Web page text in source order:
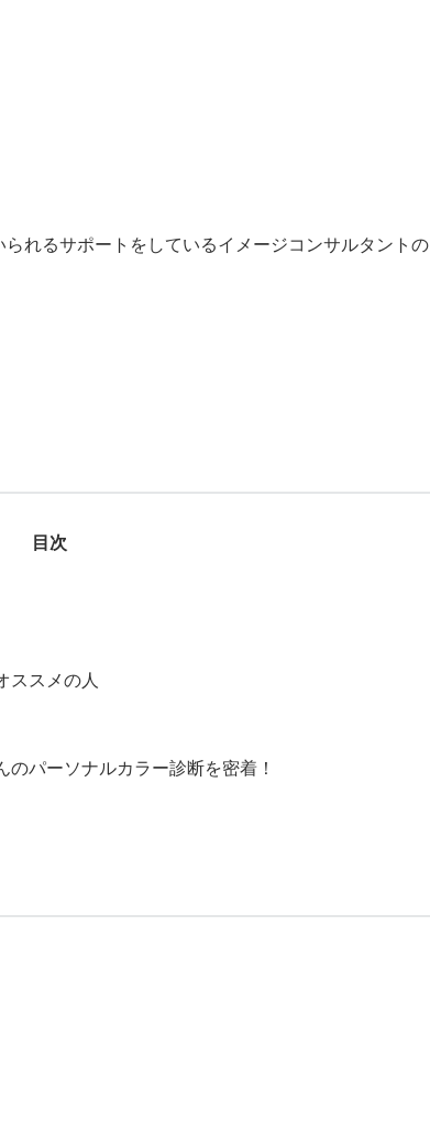
れるサポートをしているイメージコンサルタントの
目次
ススメの人
パーソナルカラー診断を密着！